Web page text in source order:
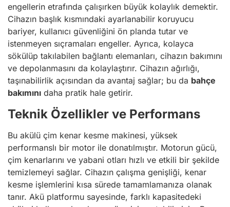
engellerin etrafında çalışırken büyük kolaylık demektir.
Cihazın başlık kısmındaki ayarlanabilir koruyucu
bariyer, kullanıcı güvenliğini ön planda tutar ve
istenmeyen sıçramaları engeller. Ayrıca, kolayca
sökülüp takılabilen bağlantı elemanları, cihazın bakımını
ve depolanmasını da kolaylaştırır. Cihazın ağırlığı,
taşınabilirlik açısından da avantaj sağlar; bu da bahçe
bakımını daha pratik hale getirir.
Teknik Özellikler ve Performans
Bu akülü çim kenar kesme makinesi, yüksek
performanslı bir motor ile donatılmıştır. Motorun gücü,
çim kenarlarını ve yabani otları hızlı ve etkili bir şekilde
temizlemeyi sağlar. Cihazın çalışma genişliği, kenar
kesme işlemlerini kısa sürede tamamlamanıza olanak
tanır. Akü platformu sayesinde, farklı kapasitedeki